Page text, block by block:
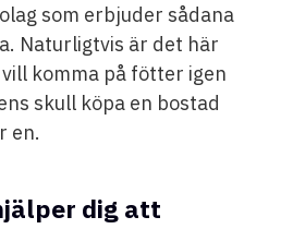
som erbjuder sådana
Naturligtvis är det här
komma på fötter igen
skull köpa en bostad
en.
dig att